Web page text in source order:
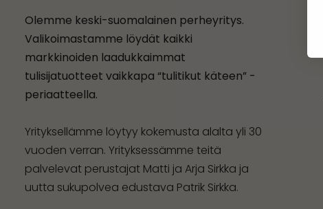
Olemme keski-suomalainen perheyritys.
Valikoimastamme löydät kaikki
markkinoiden laadukkaimmat
tulisijatuotteet vaikkapa “tulitikut käteen” -
periaatteella.
Yrityksellämme löytyy kokemusta alalta yli 30
vuoden verran. Yrityksessämme teitä
palvelevat perustajat Matti ja Arja Sirkka ja
uutta sukupolvea edustava Patrik Sirkka.